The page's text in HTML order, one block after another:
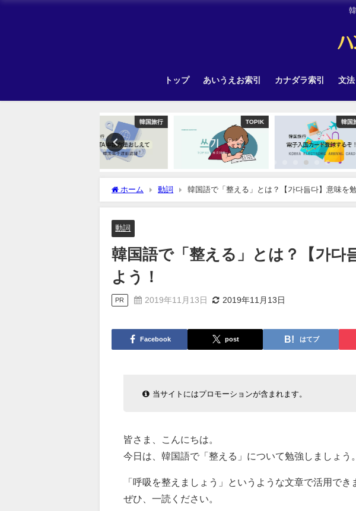
トップ あいうえお索引 カナダラ索引 文法
ホーム 動詞 韓国語で「整える」とは？【가다듬다】意味を
動詞
韓国語で「整える」とは？【가다
よう！
PR 2019年11月13日 2019年11月13日
Facebook post はてブ
当サイトにはプロモーションが含まれます。
皆さま、こんにちは。
今日は、韓国語で「整える」について勉強しましょう。
「呼吸を整えましょう」というような文章で活用でき
ぜひ、一読ください。